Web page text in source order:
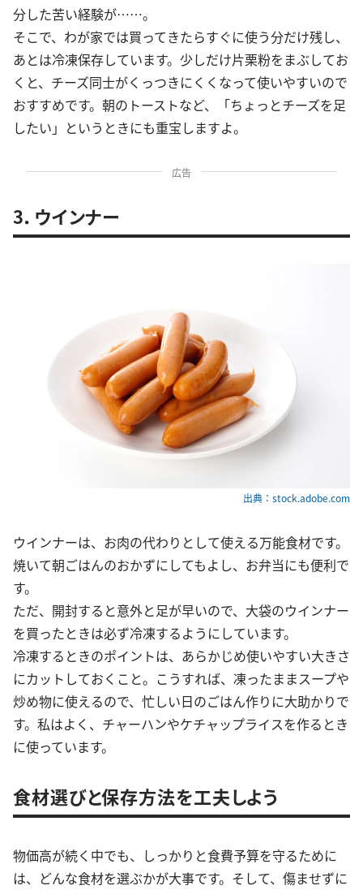
分した苦い経験が……。
そこで、わが家では買ってきたらすぐに使う分だけ残し、
あとは冷凍保存しています。少しだけ片栗粉をまぶしてお
くと、チーズ同士がくっつきにくくなって使いやすいので
おすすめです。朝のトーストなど、「ちょっとチーズを足
したい」というときにも重宝しますよ。
広告
3．ウインナー
出典：stock.adobe.com
ウインナーは、お肉の代わりとして使える万能食材です。
焼いて朝ごはんのおかずにしてもよし、お弁当にも便利で
す。
ただ、開封すると意外と足が早いので、大袋のウインナー
を買ったときは必ず冷凍するようにしています。
冷凍するときのポイントは、あらかじめ使いやすい大きさ
にカットしておくこと。こうすれば、凍ったままスープや
炒め物に使えるので、忙しい日のごはん作りに大助かりで
す。私はよく、チャーハンやケチャップライスを作るとき
に使っています。
食材選びと保存方法を工夫しよう
物価高が続く中でも、しっかりと食費予算を守るために
は、どんな食材を選ぶかが大事です。そして、傷ませずに